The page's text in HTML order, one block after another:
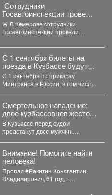
‍ Сотрудники
Госавтоинспекции провели
для кемеровских
дошкольников
интерактивный урок
безопасности
🚨 В Кемерове сотрудники
Госавтоинспекции провели
для воспитанников детского сада
№28 «Замок детства»....
С 1 сентября билеты на
поезда в Кузбассе будут
продавать по-новому
С 1 сентября по приказау
Минтранса в России, в том числе
Смертельное нападение:
двое кузбассовцев жестоко
расправились с прохожим
В Кузбассе перед судом
предстанут двое мужчин,
Внимание! Помогите найти
человека!
Пропал #Ракитин Константин
Владимирович, 61 год, г.